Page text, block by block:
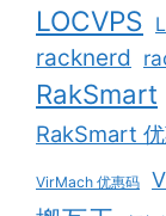
LOCVPS
racknerd
RakSmart
RakSmart
VirMach 优惠码